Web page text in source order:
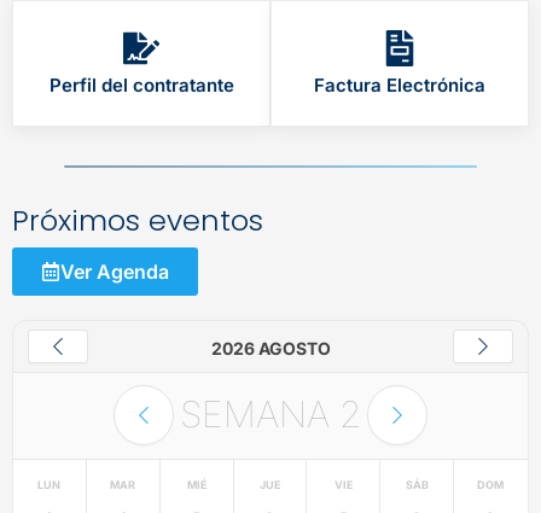
Perfil del contratante Factura Electrónica
Próximos eventos
Ver Agenda
2026 AGOSTO
SEMANA 2
LUN MAR MIÉ JUE VIE SÁB DOM